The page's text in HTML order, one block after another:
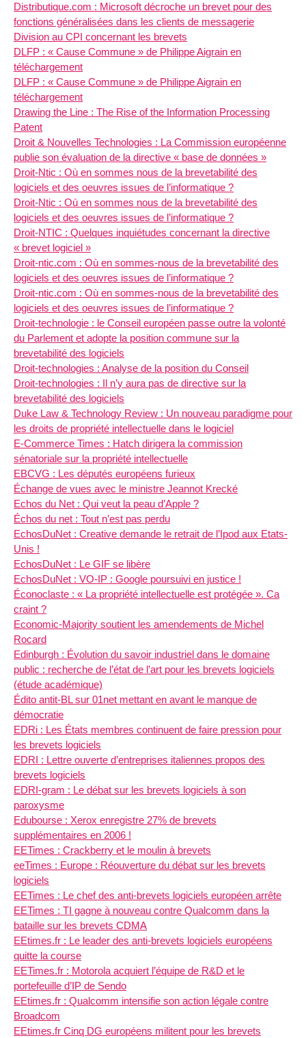
Distributique.com : Microsoft décroche un brevet pour des
fonctions généralisées dans les clients de messagerie
Division au CPI concernant les brevets
DLFP : « Cause Commune » de Philippe Aigrain en
téléchargement
DLFP : « Cause Commune » de Philippe Aigrain en
téléchargement
Drawing the Line : The Rise of the Information Processing
Patent
Droit & Nouvelles Technologies : La Commission européenne
publie son évaluation de la directive « base de données »
Droit-Ntic : Où en sommes nous de la brevetabilité des
logiciels et des oeuvres issues de l’informatique ?
Droit-Ntic : Où en sommes nous de la brevetabilité des
logiciels et des oeuvres issues de l’informatique ?
Droit-NTIC : Quelques inquiétudes concernant la directive
« brevet logiciel »
Droit-ntic.com : Où en sommes-nous de la brevetabilité des
logiciels et des oeuvres issues de l’informatique ?
Droit-ntic.com : Où en sommes-nous de la brevetabilité des
logiciels et des oeuvres issues de l’informatique ?
Droit-technologie : le Conseil européen passe outre la volonté
du Parlement et adopte la position commune sur la
brevetabilité des logiciels
Droit-technologies : Analyse de la position du Conseil
Droit-technologies : Il n’y aura pas de directive sur la
brevetabilité des logiciels
Duke Law & Technology Review : Un nouveau paradigme pour
les droits de propriété intellectuelle dans le logiciel
E-Commerce Times : Hatch dirigera la commission
sénatoriale sur la propriété intellectuelle
EBCVG : Les députés européens furieux
Échange de vues avec le ministre Jeannot Krecké
Echos du Net : Qui veut la peau d’Apple ?
Échos du net : Tout n’est pas perdu
EchosDuNet : Creative demande le retrait de l’Ipod aux Etats-
Unis !
EchosDuNet : Le GIF se libère
EchosDuNet : VO-IP : Google poursuivi en justice !
Éconoclaste : « La propriété intellectuelle est protégée ». Ca
craint ?
Economic-Majority soutient les amendements de Michel
Rocard
Edinburgh : Évolution du savoir industriel dans le domaine
public : recherche de l’état de l’art pour les brevets logiciels
(étude académique)
Édito antit-BL sur 01net mettant en avant le manque de
démocratie
EDRi : Les États membres continuent de faire pression pour
les brevets logiciels
EDRI : Lettre ouverte d’entreprises italiennes propos des
brevets logiciels
EDRI-gram : Le débat sur les brevets logiciels à son
paroxysme
Edubourse : Xerox enregistre 27% de brevets
supplémentaires en 2006 !
EETimes : Crackberry et le moulin à brevets
eeTimes : Europe : Réouverture du débat sur les brevets
logiciels
EETimes : Le chef des anti-brevets logiciels européen arrête
EETimes : TI gagne à nouveau contre Qualcomm dans la
bataille sur les brevets CDMA
EEtimes.fr : Le leader des anti-brevets logiciels européens
quitte la course
EETimes.fr : Motorola acquiert l’équipe de R&D et le
portefeuille d’IP de Sendo
EEtimes.fr : Qualcomm intensifie son action légale contre
Broadcom
EEtimes.fr Cinq DG européens militent pour les brevets